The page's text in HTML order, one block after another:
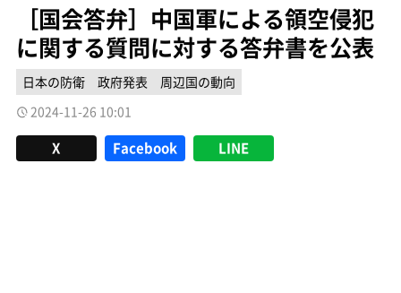
［国会答弁］中国軍による領空侵犯
に関する質問に対する答弁書を公表
日本の防衛 政府発表
周辺国の動向
2024-11-26 10:01
X Facebook LINE